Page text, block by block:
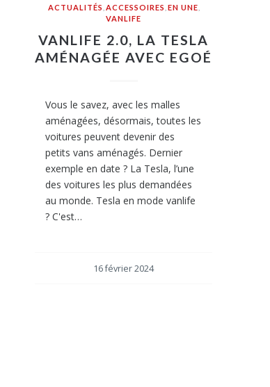
ACTUALITÉS ACCESSOIRES EN UNE
VANLIFE
VANLIFE 2.0, LA TESLA
AMÉNAGÉE AVEC EGOÉ
Vous le savez, avec les malles
aménagées, désormais, toutes les
voitures peuvent devenir des
petits vans aménagés. Dernier
exemple en date ? La Tesla, l’une
des voitures les plus demandées
au monde. Tesla en mode vanlife
? C'est…
16 février 2024